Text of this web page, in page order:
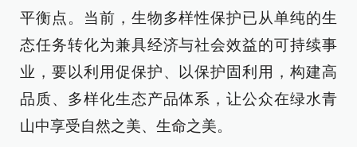
平衡点。当前，生物多样性保护已从单纯的生
态任务转化为兼具经济与社会效益的可持续事
业，要以利用促保护、以保护固利用，构建高
品质、多样化生态产品体系，让公众在绿水青
山中享受自然之美、生命之美。